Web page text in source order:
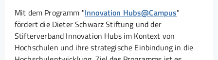
Mit dem Programm "Innovation Hubs@Campus"
fördert die Dieter Schwarz Stiftung und der
Stifterverband Innovation Hubs im Kontext von
Hochschulen und ihre strategische Einbindung in die